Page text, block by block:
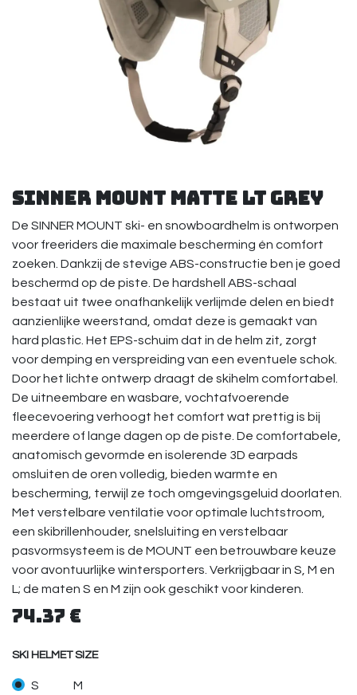
Sinner Mount Matte Lt Grey
De SINNER MOUNT ski- en snowboardhelm is ontworpen
voor freeriders die maximale bescherming én comfort
zoeken. Dankzij de stevige ABS-constructie ben je goed
beschermd op de piste. De hardshell ABS-schaal
bestaat uit twee onafhankelijk verlijmde delen en biedt
aanzienlijke weerstand, omdat deze is gemaakt van
hard plastic. Het EPS-schuim dat in de helm zit, zorgt
voor demping en verspreiding van een eventuele schok.
Door het lichte ontwerp draagt de skihelm comfortabel.
De uitneembare en wasbare, vochtafvoerende
fleecevoering verhoogt het comfort wat prettig is bij
meerdere of lange dagen op de piste. De comfortabele,
anatomisch gevormde en isolerende 3D earpads
omsluiten de oren volledig, bieden warmte en
bescherming, terwijl ze toch omgevingsgeluid doorlaten.
Met verstelbare ventilatie voor optimale luchtstroom,
een skibrillenhouder, snelsluiting en verstelbaar
pasvormsysteem is de MOUNT een betrouwbare keuze
voor avontuurlijke wintersporters. Verkrijgbaar in S, M en
L; de maten S en M zijn ook geschikt voor kinderen.
74.37 €
SKI HELMET SIZE
S M